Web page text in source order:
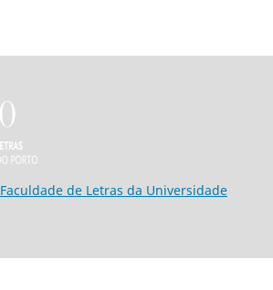
Faculdade de Letras da Universidade